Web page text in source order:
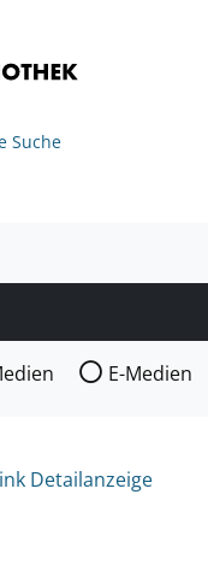
Suche
der Sie suchen
E-Medien
Detailanzeige